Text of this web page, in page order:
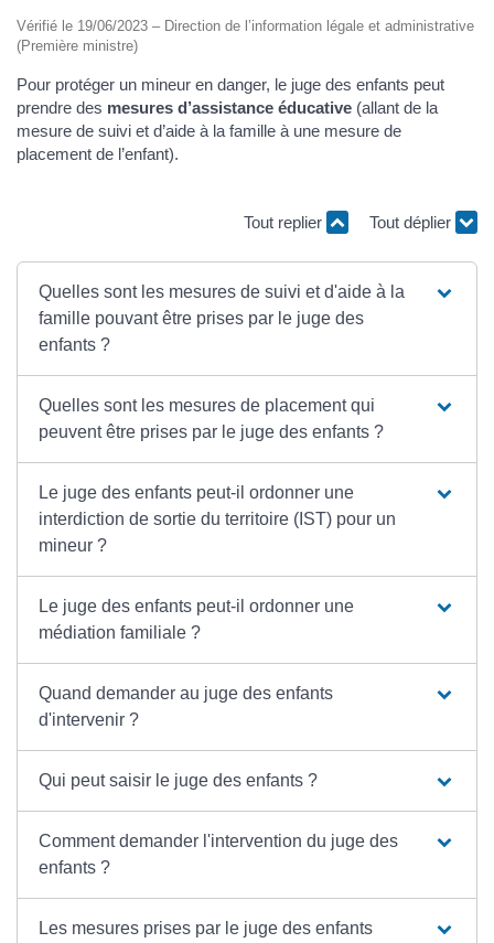
Vérifié le 19/06/2023 – Direction de l’information légale et administrative
(Première ministre)
Pour protéger un mineur en danger, le juge des enfants peut
prendre des mesures d’assistance éducative (allant de la
mesure de suivi et d’aide à la famille à une mesure de
placement de l’enfant).
Tout replier Tout déplier
Quelles sont les mesures de suivi et d'aide à la
famille pouvant être prises par le juge des
enfants ?
Quelles sont les mesures de placement qui
peuvent être prises par le juge des enfants ?
Le juge des enfants peut-il ordonner une
interdiction de sortie du territoire (IST) pour un
mineur ?
Le juge des enfants peut-il ordonner une
médiation familiale ?
Quand demander au juge des enfants
d'intervenir ?
Qui peut saisir le juge des enfants ?
Comment demander l'intervention du juge des
enfants ?
Les mesures prises par le juge des enfants